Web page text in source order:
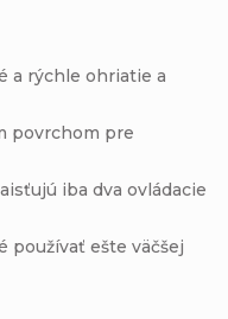
a rýchle ohriatie a
povrchom pre
iba dva ovládacie
používať ešte väčšej